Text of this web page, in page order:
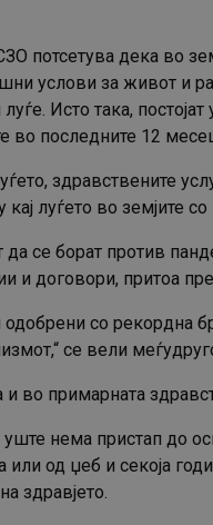
потсетува дека во
услови за живот и
Исто така,
во последните 12
здравствените
луѓето во земјите
се борат против
и договори, притоа
со рекордна
се вели
во примарната
уште нема пристап до
од џеб и секоја
здравјето.